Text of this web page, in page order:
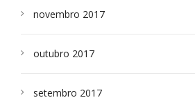
novembro 2017
outubro 2017
setembro 2017